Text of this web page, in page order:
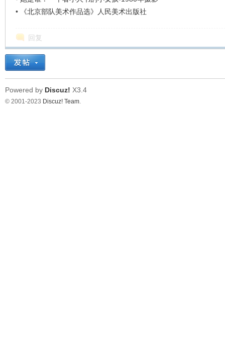
•
《北京部队美术作品选》人民美术出版社
回复
Powered by Discuz! X3.4
© 2001-2023 Discuz! Team.